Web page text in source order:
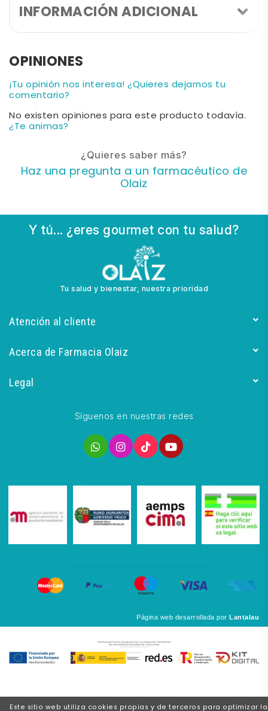
INFORMACIÓN ADICIONAL
OPINIONES
¡Tu opinión nos interesa! ¿Quieres dejarnos tu
comentario?
No existen opiniones para este producto todavía.
¿Te animas?
¿Quieres saber más?
Haz una pregunta a un farmacéutico de
Olaiz
Y tú... ¿eres gourmet con tu salud?
Tu salud y bienestar, nuestra prioridad
Atención al cliente
Acerca de Farmacia Olaiz
Legal
Síguenos en nuestras redes
Página web desarrollada por Lantalau
Este sitio web utiliza cookies propias y de terceros para optimizar la